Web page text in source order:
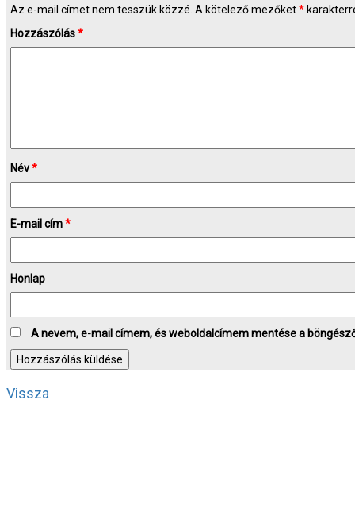
Az e-mail címet nem tesszük közzé. A kötelező mezőket*
Hozzászólás*
Név*
E-mail cím*
Honlap
A nevem, e-mail címem, és weboldalcímem mentése a
Vissza